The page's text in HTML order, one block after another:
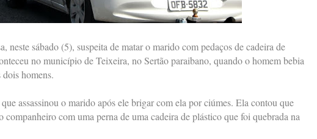
neste sábado (5), suspeita de matar o marido com pedaços de cadeira de
no município de Teixeira, no Sertão paraibano, quando o homem bebia
dois homens.
assassinou o marido após ele brigar com ela por ciúmes. Ela contou que
companheiro com uma perna de uma cadeira de plástico que foi quebrada na